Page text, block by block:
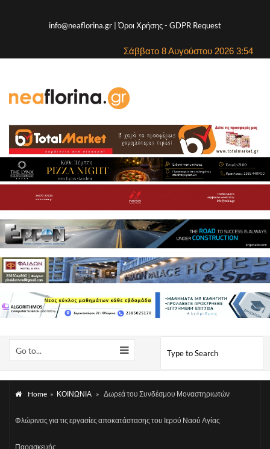
info@neaflorina.gr |Όροι Χρήσης- GDPR Request
Σάββατο 8 Αυγούστου 2026 3:54
Go to...
Home » ΚΟΙΝΩΝΙΑ » Δωρεά του Συνδέσμου Μοναστηριωτών
Φλώρινας για τις εργασίες αποκατάστασης του Ιερού Ναού Αγίας
Παρασκευής